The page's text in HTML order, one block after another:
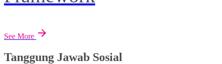
See More
Tanggung Jawab Sosial